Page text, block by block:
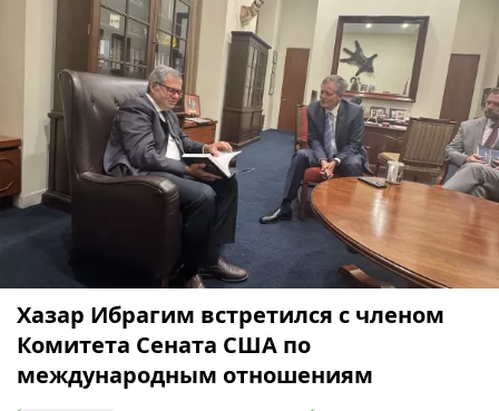
Хазар Ибрагим встретился с членом
Комитета Сената США по
международным отношениям